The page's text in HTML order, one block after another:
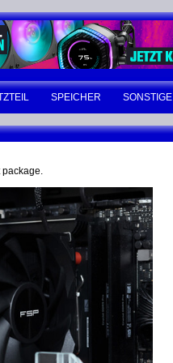
SPEICHER SONSTIGE
package.